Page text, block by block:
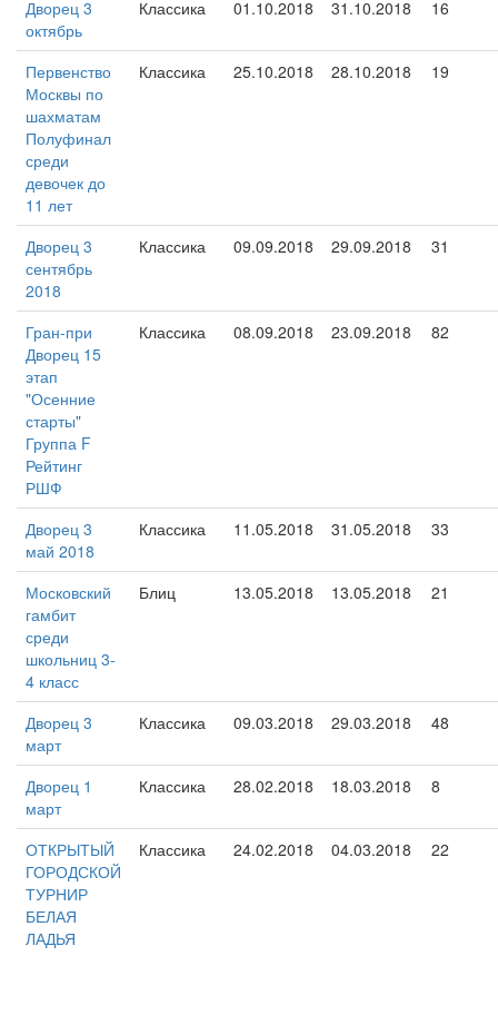
Дворец 3
октябрь
Классика 01.10.2018 31.10.2018 16
Первенство
Москвы по
шахматам
Полуфинал
среди
девочек до
11 лет
Классика 25.10.2018 28.10.2018 19
Дворец 3
сентябрь
2018
Классика 09.09.2018 29.09.2018 31
Гран-при
Дворец 15
этап
"Осенние
старты"
Группа F
Рейтинг
РШФ
Классика 08.09.2018 23.09.2018 82
Дворец 3
май 2018
Классика 11.05.2018 31.05.2018 33
Московский
гамбит
среди
школьниц 3-
4 класс
Блиц 13.05.2018 13.05.2018 21
Дворец 3
март
Классика 09.03.2018 29.03.2018 48
Дворец 1
март
Классика 28.02.2018 18.03.2018 8
ОТКРЫТЫЙ
ГОРОДСКОЙ
ТУРНИР
БЕЛАЯ
ЛАДЬЯ
Классика 24.02.2018 04.03.2018 22